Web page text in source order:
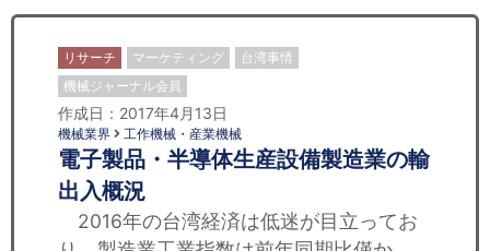
ＩＴ
飲食店情報
リサーチ マーケティング
台湾事情
機械ジャーナル会員
作成日：2017年4月13日
機械業界 工作機械・産業機械
電子製品・半導体生産設備製造業の輸
出入概況
2016年の台湾経済は低迷が目立ってお